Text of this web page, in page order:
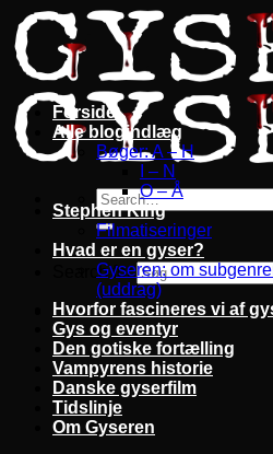
Fortsæt
til
indhold
Search for:
Forside
Alle blogindlæg
Bøger: A – H
I – N
O – Å
Stephen King
Filmatiseringer
Hvad er en gyser?
Gyseren: om
(uddrag)
Hvorfor fascineres vi af
Gys og eventyr
Den gotiske fortælling
Vampyrens historie
Danske gyserfilm
Tidslinje
Om Gyseren